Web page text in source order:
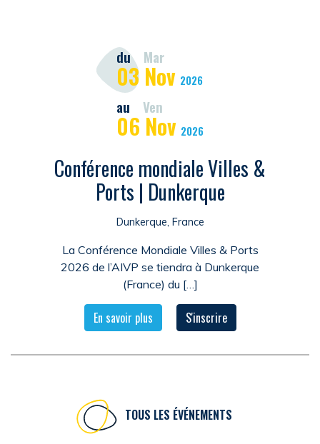
du Mar
03 Nov 2026
au Ven
06 Nov 2026
Conférence mondiale Villes &
Ports | Dunkerque
Dunkerque, France
La Conférence Mondiale Villes & Ports
2026 de l’AIVP se tiendra à Dunkerque
(France) du […]
En savoir plus S'inscrire
TOUS LES ÉVÉNEMENTS